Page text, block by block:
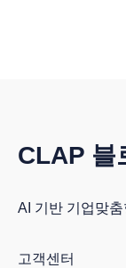
CLAP 블
AI 기반 기업맞
고객센터